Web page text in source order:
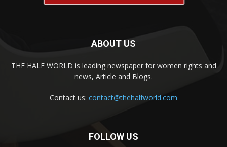
ABOUT US
THE HALF WORLD is leading newspaper for women rights and
news, Article and Blogs.
Contact us: contact@thehalfworld.com
FOLLOW US